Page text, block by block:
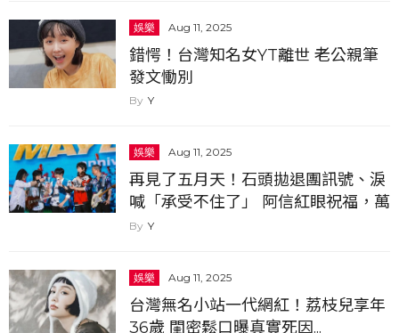
娛樂 Aug 11, 2025
錯愕！台灣知名女YT離世 老公親筆
發文慟別
Y
娛樂 Aug 11, 2025
再見了五月天！石頭拋退團訊號、淚
喊「承受不住了」 阿信紅眼祝福，萬
人淚崩...
Y
娛樂 Aug 11, 2025
台灣無名小站一代網紅！荔枝兒享年
36歲 閨密鬆口曝真實死因...